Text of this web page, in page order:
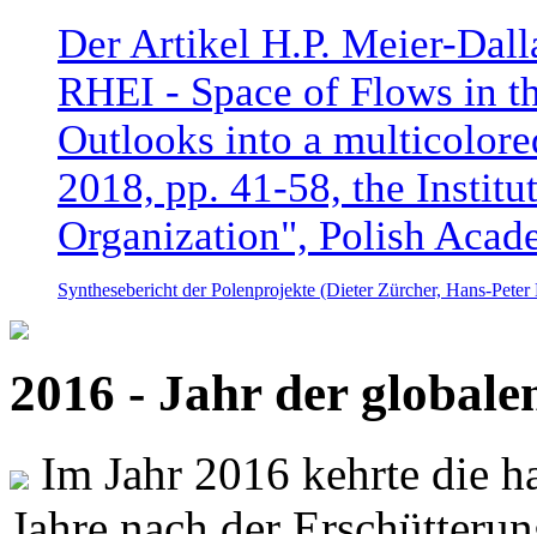
Der Artikel H.P. Meier-
RHEI - Space of Flows in
Outlooks into a
2018, pp. 41-58, the
Organization", Polish
Synthesebericht der Polenprojekte (Dieter Zürcher, Hans-
2016 - Jahr der
Im Jahr 2016 kehrte die